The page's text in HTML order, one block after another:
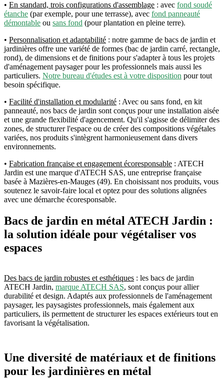
• En standard, trois configurations d'assemblage : avec fond soudé
étanche (par exemple, pour une terrasse), avec fond panneauté
démontable ou sans fond (pour plantation en pleine terre).
• Personnalisation et adaptabilité : notre gamme de bacs de jardin et
jardinières offre une variété de formes (bac de jardin carré, rectangle,
rond), de dimensions et de finitions pour s'adapter à tous les projets
d'aménagement paysager pour les professionnels mais aussi les
particuliers. Notre bureau d'études est à votre disposition pour tout
besoin spécifique.
• Facilité d'installation et modularité : Avec ou sans fond, en kit
panneauté, nos bacs de jardin sont conçus pour une installation aisée
et une grande flexibilité d'agencement. Qu'il s'agisse de délimiter des
zones, de structurer l'espace ou de créer des compositions végétales
variées, nos produits s'intègrent harmonieusement dans divers
environnements.
• Fabrication française et engagement écoresponsable : ATECH
Jardin est une marque d'ATECH SAS, une entreprise française
basée à Mazières-en-Mauges (49). En choisissant nos produits, vous
soutenez le savoir-faire local et optez pour des solutions alignées
avec une démarche écoresponsable.
Bacs de jardin en métal ATECH Jardin :
la solution idéale pour végétaliser vos
espaces
Des bacs de jardin robustes et esthétiques : les bacs de jardin
ATECH Jardin, marque ATECH SAS, sont conçus pour allier
durabilité et design. Adaptés aux professionnels de l'aménagement
paysager, les paysagistes professionnels, mais également aux
particuliers, ils permettent de structurer les espaces extérieurs tout en
favorisant la végétalisation.
Une diversité de matériaux et de finitions
pour les jardinières en métal